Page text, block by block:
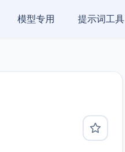
模型专用 提示词工具